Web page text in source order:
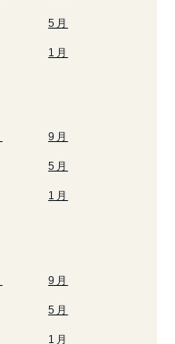
5月
1月
9月
5月
1月
9月
5月
1月